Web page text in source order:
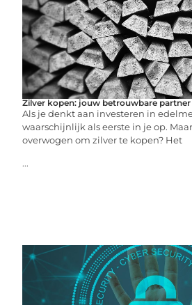
Zilver kopen: jouw betrouwbare
Als je denkt aan investeren in
waarschijnlijk als eerste in je op.
overwogen om zilver te kopen? Het
...